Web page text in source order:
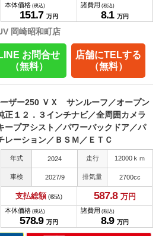
本体価格 (税込)
151.7 万円
諸費用 (税込)
8.1 万円
岡崎昭和町店
お問合せ
（無料）
店舗にTELする
（無料）
ーザー250 ＶＸ サンルーフ／オープン
正１２．３インチナビ／全周囲カメラ
ープアシスト／パワーバックドア／パ
レーション／ＢＳＭ／ＥＴＣ
年式 2024 走行 12000ｋｍ
車検 2027/9 排気量 2700cc
支払総額 (税込) 587.8 万円
本体価格 (税込)
578.9 万円
諸費用 (税込)
8.9 万円